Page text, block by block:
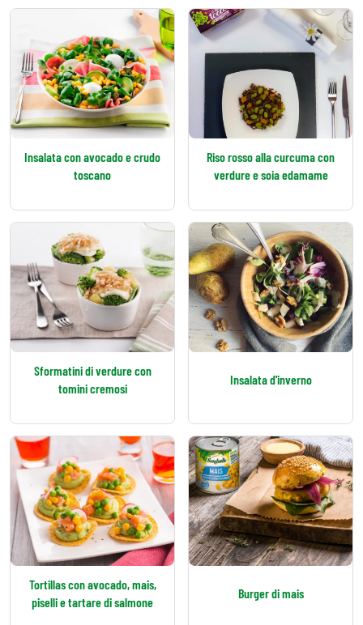
Insalata con avocado e crudo
toscano
Riso rosso alla curcuma con
verdure e soia edamame
Sformatini di verdure con
tomini cremosi
Insalata d'inverno
Tortillas con avocado, mais,
piselli e tartare di salmone
Burger di mais